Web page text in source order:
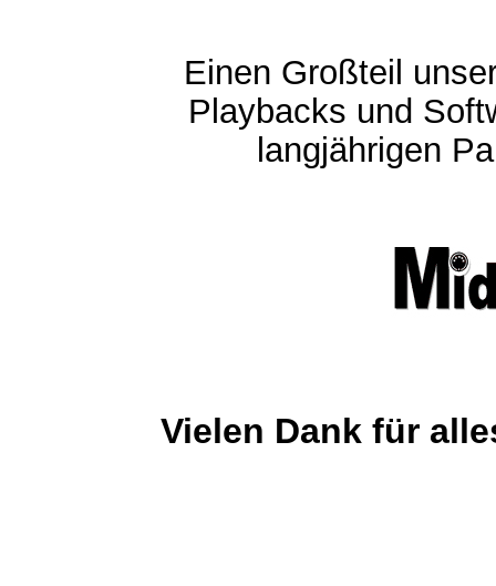
Einen Großteil
Playbacks und
langjährigen
Vielen Dank für